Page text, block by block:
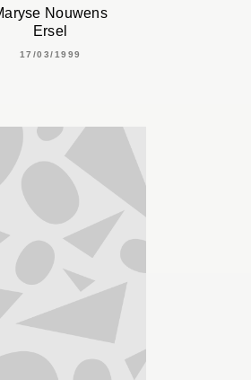
Nouwens
Ersel
17/03/1999